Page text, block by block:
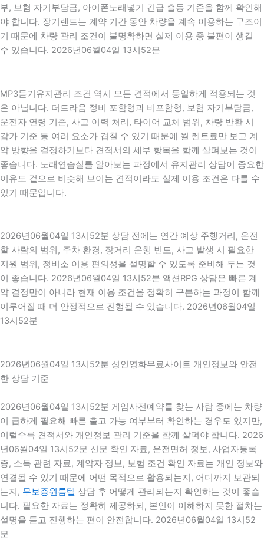
부, 보험 자기부담금, 아이폰노래넣기 긴급 출동 기준을 함께 확인해
야 합니다. 장기렌트는 계약 기간 동안 차량을 계속 이용하는 구조이
기 때문에 차량 관리 조건이 불명확하면 실제 이용 중 불편이 생길
수 있습니다. 2026년06월04일 13시52분
MP3듣기유지관리 조건 역시 모든 견적에서 동일하게 적용되는 것
은 아닙니다. 더트라움 정비 포함형과 비포함형, 보험 자기부담금,
운전자 연령 기준, 사고 이력 처리, 타이어 교체 범위, 차량 반환 시
감가 기준 등 여러 요소가 겹칠 수 있기 때문에 월 렌트료만 보고 계
약 방향을 결정하기보다 견적서의 세부 항목을 함께 살펴보는 것이
좋습니다. 노래연습실를 알아보는 과정에서 유지관리 상담이 중요한
이유도 겉으로 비슷해 보이는 견적이라도 실제 이용 조건은 다를 수
있기 때문입니다.
2026년06월04일 13시52분 상담 전에는 연간 예상 주행거리, 운전
할 사람의 범위, 주차 환경, 장거리 운행 빈도, 사고 발생 시 필요한
지원 범위, 정비소 이용 편의성을 설명할 수 있도록 준비해 두는 것
이 좋습니다. 2026년06월04일 13시52분 액션RPG 상담은 빠른 계
약 결정만이 아니라 현재 이용 조건을 정확히 구분하는 과정이 함께
이루어질 때 더 안정적으로 진행될 수 있습니다. 2026년06월04일
13시52분
2026년06월04일 13시52분 성인영화무료사이트 개인정보와 안전
한 상담 기준
2026년06월04일 13시52분 게임사전예약를 찾는 사람 중에는 차량
이 급하게 필요해 빠른 출고 가능 여부부터 확인하는 경우도 있지만,
이럴수록 견적서와 개인정보 관리 기준을 함께 살펴야 합니다. 2026
년06월04일 13시52분 신분 확인 자료, 운전면허 정보, 사업자등록
증, 소득 관련 자료, 계약자 정보, 보험 조건 확인 자료는 개인 정보와
연결될 수 있기 때문에 어떤 목적으로 활용되는지, 어디까지 보관되
는지, 무보증원룸텔 상담 후 어떻게 관리되는지 확인하는 것이 좋습
니다. 필요한 자료는 정확히 제공하되, 본인이 이해하지 못한 절차는
설명을 듣고 진행하는 편이 안전합니다. 2026년06월04일 13시52
분